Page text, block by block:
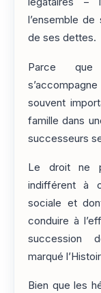
l’ensemble
de ses dettes.
Parce que
souvent
famille dans
successeurs
Le droit ne
indifférent à
sociale et
conduire à
succession
marqué
Bien que les